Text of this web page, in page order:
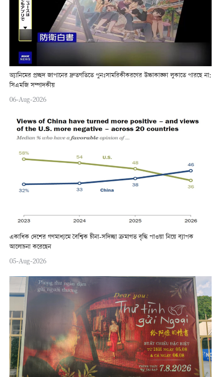
অ্যানিমের প্রচ্ছদ জাপানের দ্রুতগতিতে পুনঃসামরিকীকরণের উচ্চাকাঙ্ক্ষা লুকাতে পারছে না:
সিএমজি সম্পাদকীয়
06-Aug-2026
একাধিক দেশের গণমাধ্যমে বৈশ্বিক চীনা-সদিচ্ছা ক্রমাগত বৃদ্ধি পাওয়া নিয়ে ব্যাপক
আলোচনা করেছেন
05-Aug-2026